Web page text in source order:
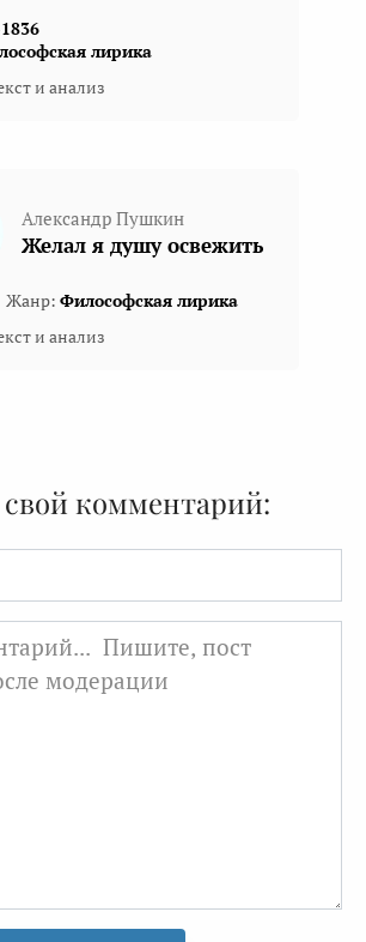
лирика
и анализ
Александр Пушкин
Желал я душу освежить
Жанр: Философская лирика
и анализ
комментарий: